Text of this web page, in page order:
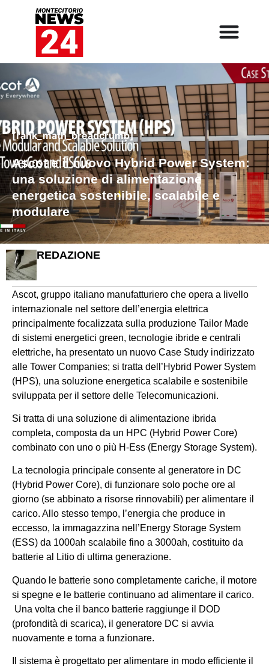
[rank_math_breadcrumb]
Ascot e il nuovo Hybrid Power System:
una soluzione di alimentazione
energetica sostenibile, scalabile e
modulare
REDAZIONE
Ascot, gruppo italiano manufatturiero che opera a livello
internazionale nel settore dell’energia elettrica
principalmente focalizzata sulla produzione Tailor Made
di sistemi energetici green, tecnologie ibride e centrali
elettriche, ha presentato un nuovo Case Study indirizzato
alle Tower Companies; si tratta dell’Hybrid Power System
(HPS), una soluzione energetica scalabile e sostenibile
sviluppata per il settore delle Telecomunicazioni.
Si tratta di una soluzione di alimentazione ibrida
completa, composta da un HPC (Hybrid Power Core)
combinato con uno o più H-Ess (Energy Storage System).
La tecnologia principale consente al generatore in DC
(Hybrid Power Core), di funzionare solo poche ore al
giorno (se abbinato a risorse rinnovabili) per alimentare il
carico. Allo stesso tempo, l’energia che produce in
eccesso, la immagazzina nell’Energy Storage System
(ESS) da 1000ah scalabile fino a 3000ah, costituito da
batterie al Litio di ultima generazione.
Quando le batterie sono completamente cariche, il motore
si spegne e le batterie continuano ad alimentare il carico.
Una volta che il banco batterie raggiunge il DOD
(profondità di scarica), il generatore DC si avvia
nuovamente e torna a funzionare.
Il sistema è progettato per alimentare in modo efficiente il